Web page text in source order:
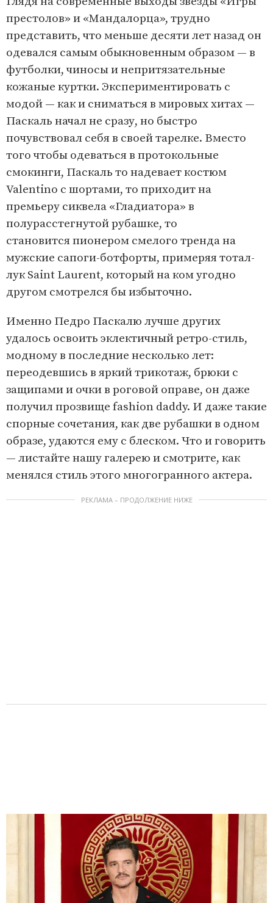
престолов» и «Мандалорца», трудно
представить, что меньше десяти лет назад он
одевался самым обыкновенным образом — в
футболки, чиносы и непритязательные
кожаные куртки. Экспериментировать с
модой — как и сниматься в мировых хитах —
Паскаль начал не сразу, но быстро
почувствовал себя в своей тарелке. Вместо
того чтобы одеваться в протокольные
смокинги, Паскаль то надевает костюм
Valentino с шортами, то приходит на
премьеру сиквела «Гладиатора» в
полурасстегнутой рубашке, то
становится пионером смелого тренда на
мужские сапоги-ботфорты, примеряя тотал-
лук Saint Laurent, который на ком угодно
другом смотрелся бы избыточно.
Именно Педро Паскалю лучше других
удалось освоить эклектичный ретро-стиль,
модному в последние несколько лет:
переодевшись в яркий трикотаж, брюки с
защипами и очки в роговой оправе, он даже
получил прозвище fashion daddy. И даже такие
спорные сочетания, как две рубашки в одном
образе, удаются ему с блеском. Что и говорить
— листайте нашу галерею и смотрите, как
менялся стиль этого многогранного актера.
РЕКЛАМА – ПРОДОЛЖЕНИЕ НИЖЕ